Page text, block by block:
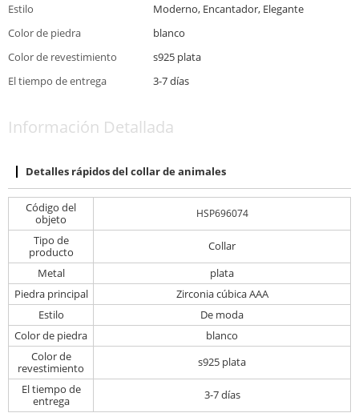
Estilo
Moderno, Encantador, Elegante
Color de piedra
blanco
Color de revestimiento
s925 plata
El tiempo de entrega
3-7 días
Información Detallada
Detalles rápidos del collar de animales
Código del
objeto
HSP696074
Tipo de
producto
Collar
Metal
plata
Piedra principal
Zirconia cúbica AAA
Estilo
De moda
Color de piedra
blanco
Color de
revestimiento
s925 plata
El tiempo de
entrega
3-7 días